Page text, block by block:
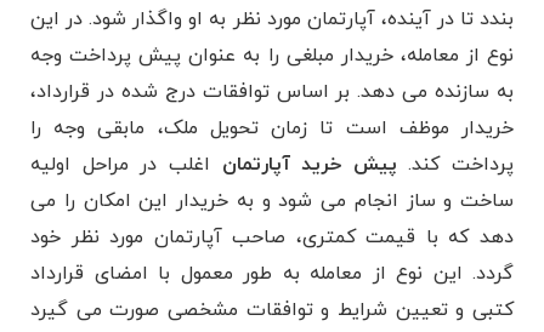
‌بندد تا در آینده، آپارتمان مورد نظر به او واگذار شود. در این
نوع از معامله، خریدار مبلغی را به عنوان پیش پرداخت وجه
به سازنده می‌ دهد. بر اساس توافقات درج شده در قرارداد،
خریدار موظف است تا زمان تحویل ملک، مابقی وجه را
پرداخت کند. پیش خرید آپارتمان اغلب در مراحل اولیه
ساخت و ساز انجام می‌ شود و به خریدار این امکان را می‌
دهد که با قیمت کمتری، صاحب آپارتمان مورد نظر خود
گردد. این نوع از معامله به طور معمول با امضای قرارداد
کتبی و تعیین شرایط و توافقات مشخصی صورت می‌ گیرد